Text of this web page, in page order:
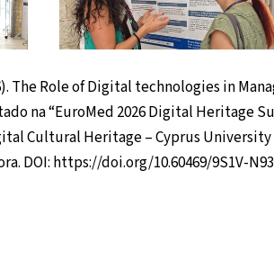
The Role of Digital technologies in
na “EuroMed 2026 Digital Heritage
Cultural Heritage – Cyprus
DOI: https://doi.org/10.60469/9S1V-